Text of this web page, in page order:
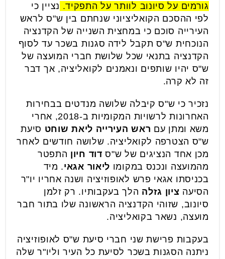
גורמים על סיונוב לוותר על התפקיד. נציין כי
לפי ההסכם הקואליציוני שנחתם בין ש"ס לראש
העירייה סוכם כי במחצית השנייה של הקדנציה
הנוכחית ש"ס תקבל לידה סגנות בשכר עד לסוף
הקדנציה בתנאי שכל שלושת חברי המועצה של
ש"ס יהיו שותפים ונאמנים לקואליציה, אך דבר
זה לא קרה.
נזכיר כי ש"ס קיבלה שלושה מנדטים בבחירות
האחרונות לרשויות המקומיות ב-2018, אחרי
משא ומתן עם ראש העירייה ליאת שוחט סיעת
ש"ס הצטרפה לקואליציה. שלושה חודשים לאחר
מכן אחד הנציגים של ש"ס דוד חיון התפטר
מהמועצה ונכנס במקומו ליאור אגאי. מיד
בכניסתו אגאי פרש לאופוזיציה ושנה אחריו יו"ר
הסיעה ציון גזלה הלך בעקבותיו. רק זלמן
סיונוב, שזוהי הקדנציה הראשונה שלו בתור חבר
מועצה, נשאר בקואליציה.
בעקבות פרישת שני חברי סיעת ש"ס לאופוזיציה
ניתנה הסגנות בשכר לסיעת כל העיר וליו"ר שלה